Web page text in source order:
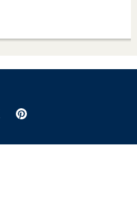
TeilenAnpinnen